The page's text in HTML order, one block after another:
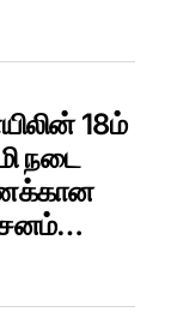
18ம்
நடை